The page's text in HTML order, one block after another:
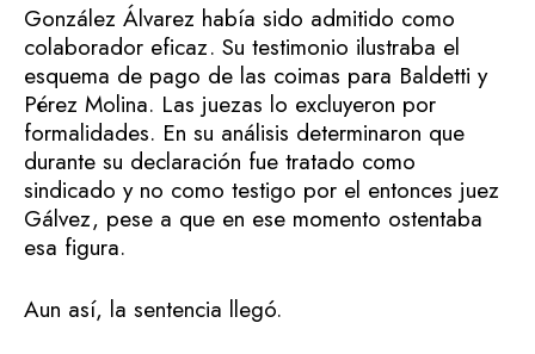
González Álvarez había sido admitido como
colaborador eficaz. Su testimonio ilustraba el
esquema de pago de las coimas para Baldetti y
Pérez Molina. Las juezas lo excluyeron por
formalidades. En su análisis determinaron que
durante su declaración fue tratado como
sindicado y no como testigo por el entonces juez
Gálvez, pese a que en ese momento ostentaba
esa figura.
Aun así, la sentencia llegó.